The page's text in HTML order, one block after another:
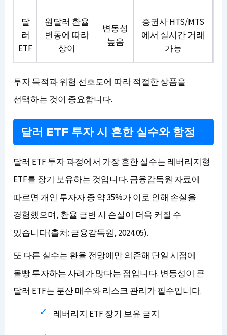
달
러
ETF
원달러 환율
변동에 따라
상이
변동성
높음
증권사 HTS/MTS
에서 실시간 거래
가능
투자 목적과 위험 선호도에 따라 적절한 상품을
선택하는 것이 중요합니다.
달러 ETF 투자 시 흔한 실수와 함정
달러 ETF 투자 과정에서 가장 흔한 실수는 레버리지형
ETF를 장기 보유하는 것입니다. 금융감독원 자료에
따르면 개인 투자자 중 약 35%가 이로 인해 손실을
경험했으며, 환율 급변 시 손실이 더욱 커질 수
있습니다(출처: 금융감독원, 2024.05).
또 다른 실수는 환율 전망에만 의존해 단일 시점에
몰빵 투자하는 사례가 많다는 점입니다. 변동성이 큰
달러 ETF는 분산 매수와 리스크 관리가 필수입니다.
레버리지 ETF 장기 보유 금지